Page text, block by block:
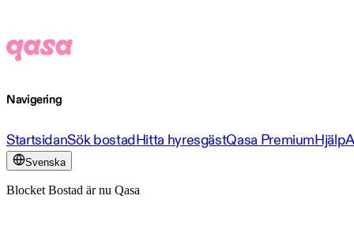
Navigering
StartsidanSök bostadHitta hyresgästQasa PremiumHjälp
Svenska
Blocket Bostad är nu Qasa